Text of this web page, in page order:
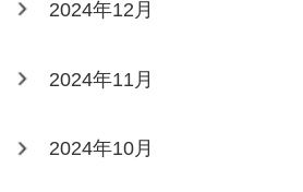
2024年12月
2024年11月
2024年10月